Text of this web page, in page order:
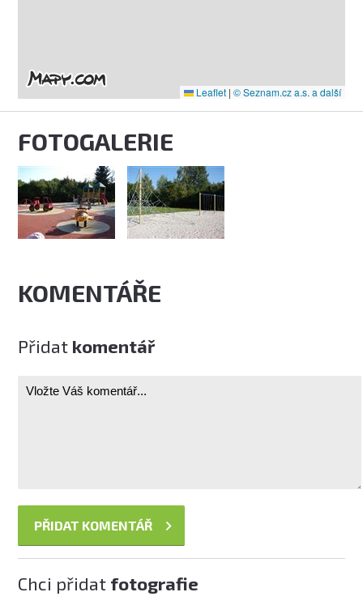
Leaflet | © Seznam.cz a.s. a další
FOTOGALERIE
KOMENTÁŘE
Přidat komentář
Chci přidat fotografie